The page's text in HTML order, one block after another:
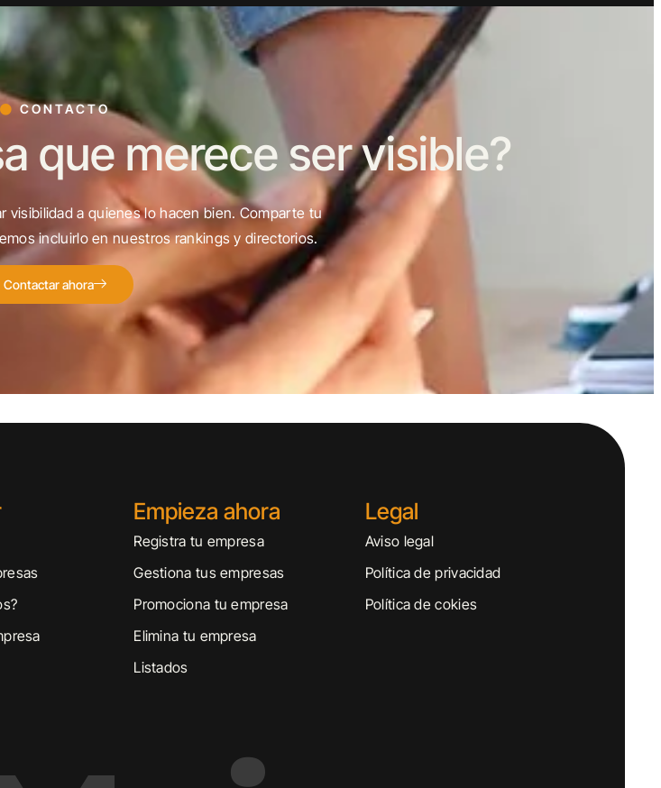
CONTACTO
que merece ser visible?
visibilidad a quienes lo hacen bien. Comparte tu
incluirlo en nuestros rankings y directorios.
Contactar ahora
Empieza ahora
Registra tu empresa
Gestiona tus empresas
Promociona tu empresa
Elimina tu empresa
Listados
Legal
Aviso legal
Política de privacidad
Política de cokies